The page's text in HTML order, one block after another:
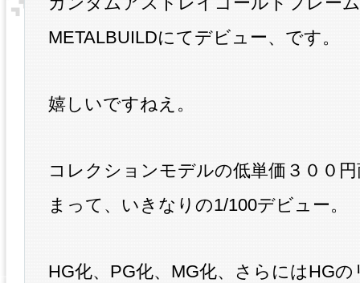
METALBUILDにてデビュー、です。
嬉しいですねえ。
コレクションモデルの低単価３００
まって、いきなりの1/100デビュー。
HG化、PG化、MG化、さらにはHG